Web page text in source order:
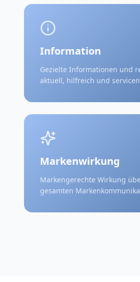
Information
Gezielte Informationen und
aktuell, hilfreich und
Markenwirkung
Markengerechte Wirkung
gesamten